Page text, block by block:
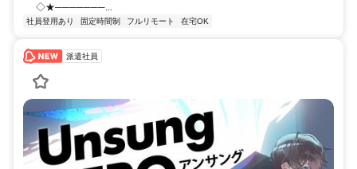
◇★───────...
社員登用あり 固定時間制 フルリモート 在宅OK
派遣社員